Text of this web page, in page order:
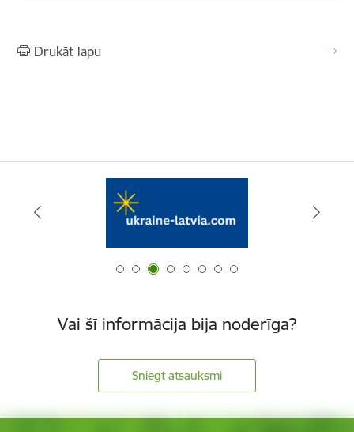
Drukāt lapu
Vai šī informācija bija noderīga?
Sniegt atsauksmi